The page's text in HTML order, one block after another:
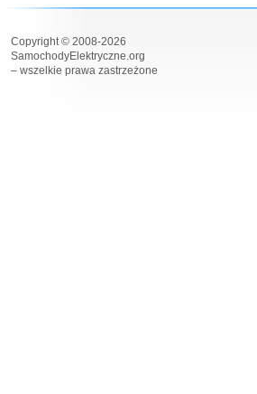
Copyright © 2008-2026
SamochodyElektryczne.org
– wszelkie prawa zastrzeżone